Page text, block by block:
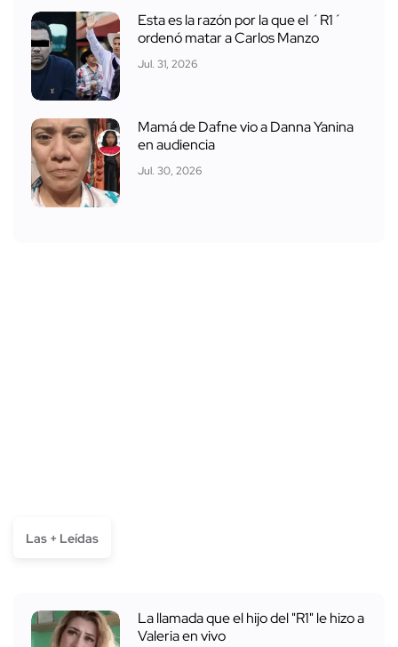
Esta es la razón por la que el ´R1´
ordenó matar a Carlos Manzo
Jul. 31, 2026
Mamá de Dafne vio a Danna Yanina
en audiencia
Jul. 30, 2026
Las + Leídas
La llamada que el hijo del "R1" le hizo a
Valeria en vivo